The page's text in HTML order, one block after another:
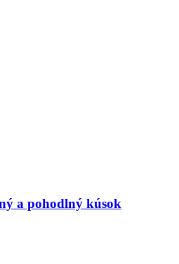
a pohodlný kúsok